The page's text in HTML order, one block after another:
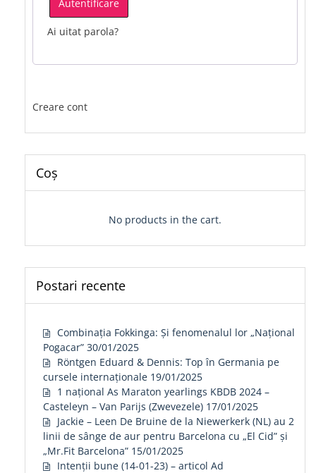
Autentificare
Ai uitat parola?
Creare cont
Coș
No products in the cart.
Postari recente
Combinația Fokkinga: Și fenomenalul lor „Național
Pogacar” 30/01/2025
Röntgen Eduard & Dennis: Top în Germania pe
cursele internaționale 19/01/2025
1 național As Maraton yearlings KBDB 2024 –
Casteleyn – Van Parijs (Zwevezele) 17/01/2025
Jackie – Leen De Bruine de la Niewerkerk (NL) au 2
linii de sânge de aur pentru Barcelona cu „El Cid” și
„Mr.Fit Barcelona” 15/01/2025
Intenții bune (14-01-23) – articol Ad